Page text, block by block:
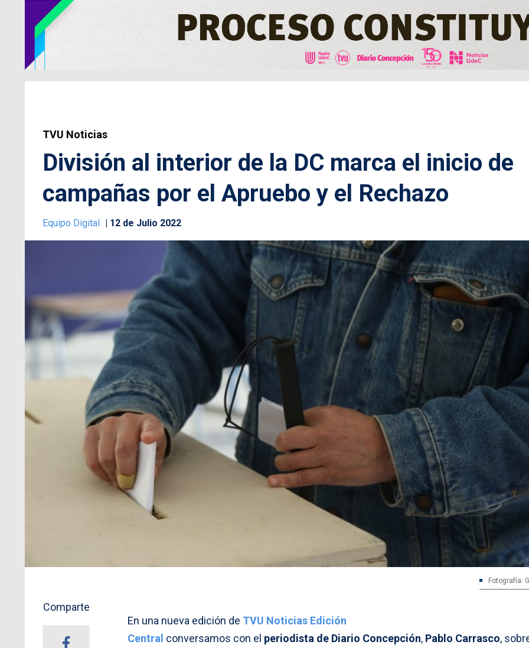
TVU Noticias
División al interior de la DC marca el inicio de
campañas por el Apruebo y el Rechazo
Equipo Digital 12 de Julio 2022
Fotografía:
Comparte
En una nueva edición de TVU Noticias Edición
Central conversamos con el periodista de Diario Concepción, Pablo Carrasco,